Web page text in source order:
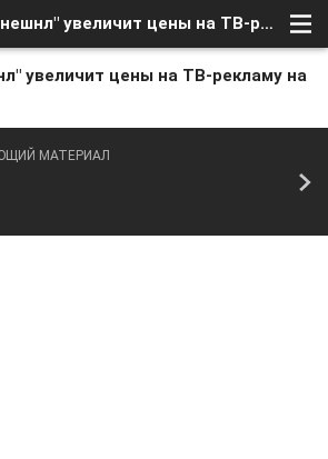
"Видео Интернешнл" увеличит цены на ТВ-рекламу на 20 процентов
увеличит цены на ТВ-рекламу на
МАТЕРИАЛ